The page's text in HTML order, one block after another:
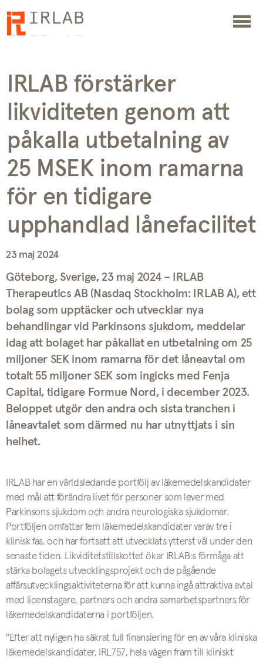
IRLAB förstärker
likviditeten genom att
påkalla utbetalning av
25 MSEK inom ramarna
för en tidigare
upphandlad lånefacilitet
23 maj 2024
Göteborg, Sverige, 23 maj 2024 – IRLAB
Therapeutics AB (Nasdaq Stockholm: IRLAB A), ett
bolag som upptäcker och utvecklar nya
behandlingar vid Parkinsons sjukdom, meddelar
idag att bolaget har påkallat en utbetalning om 25
miljoner SEK inom ramarna för det låneavtal om
totalt 55 miljoner SEK som ingicks med Fenja
Capital, tidigare Formue Nord, i december 2023.
Beloppet utgör den andra och sista tranchen i
låneavtalet som därmed nu har utnyttjats i sin
helhet.
IRLAB har en världsledande portfölj av läkemedelskandidater
med mål att förändra livet för personer som lever med
Parkinsons sjukdom och andra neurologiska sjukdomar.
Portföljen omfattar fem läkemedelskandidater varav tre i
klinisk fas, och har fortsatt att utvecklats ytterst väl under den
senaste tiden. Likviditetstillskottet ökar IRLAB:s förmåga att
stärka bolagets utvecklingsprojekt och de pågående
affärsutvecklingsaktiviteterna för att kunna ingå attraktiva avtal
med licenstagare, partners och andra samarbetspartners för
läkemedelskandidaterna i portföljen.
"Efter att nyligen ha säkrat full finansiering för en av våra kliniska
läkemedelskandidater, IRL757, hela vägen fram till kliniskt